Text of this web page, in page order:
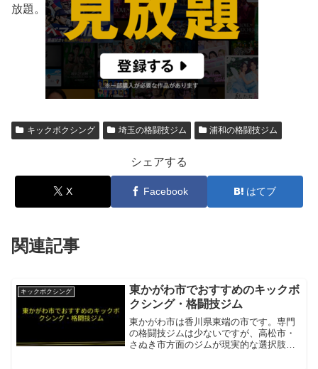
放題。
キックボクシング 埼玉の格闘技ジム 浦和の格闘技ジム
シェアする
X Facebook はてブ
関連記事
キックボクシング
東かがわ市でおすすめのキックボ
クシング・格闘技ジム
東かがわ市は香川県東端の市です。専門
の格闘技ジムは少ないですが、高松市・
さぬき市方面のジムが現実的な選択肢で